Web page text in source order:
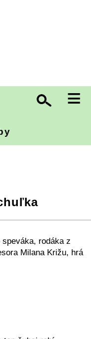
≡
rodáka z
Milana Križu, hrá